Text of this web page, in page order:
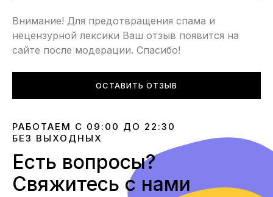
Внимание! Для предотвращения спама и
нецензурной лексики Ваш отзыв появится на
сайте после модерации. Спасибо!
ОСТАВИТЬ ОТЗЫВ
РАБОТАЕМ С 09:00 ДО 22:30
БЕЗ ВЫХОДНЫХ
Есть вопросы?
Свяжитесь с нами